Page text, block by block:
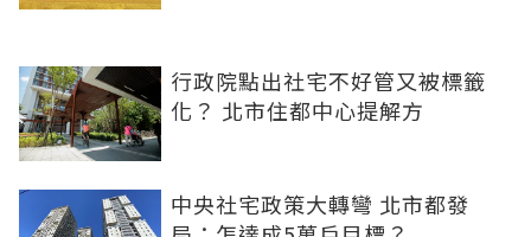
行政院點出社宅不好管又被標籤
化？ 北市住都中心提解方
中央社宅政策大轉彎 北市都發